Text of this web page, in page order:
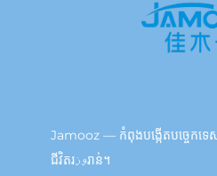
Jamooz — កំពុងបង្កើតបច្ចេកទ
ជីវិតរوزរាន់។